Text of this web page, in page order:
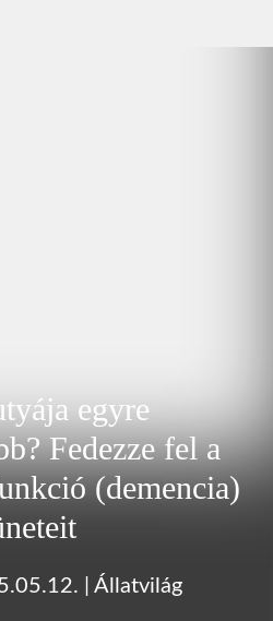
egyre
Fedezze fel a
(demencia)
Állatvilág